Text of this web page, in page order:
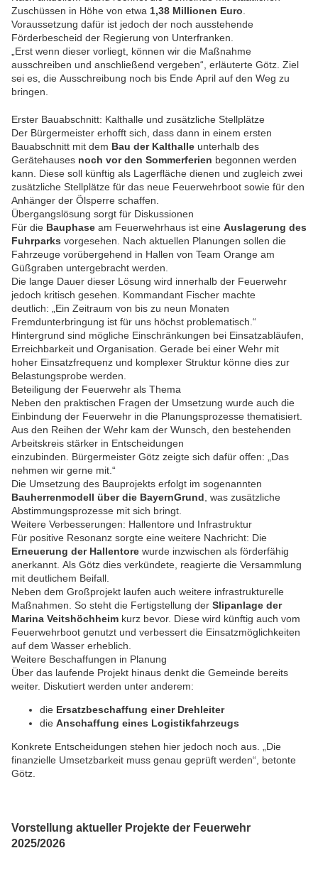
Zuschüssen in Höhe von etwa 1,38 Millionen Euro
Voraussetzung dafür ist jedoch der noch ausstehende
Förderbescheid der Regierung von Unterfranken.
„Erst wenn dieser vorliegt, können wir die Maßnahme
ausschreiben und anschließend vergeben“, erläuterte Götz. Ziel
sei es, die Ausschreibung noch bis Ende April auf den Weg zu
bringen.
Erster Bauabschnitt: Kalthalle und zusätzliche Stellplätze
Der Bürgermeister erhofft sich, dass dann in einem ersten
Bauabschnitt mit dem Bau der Kalthalle unterhalb des
Gerätehauses noch vor den Sommerferien begonnen werden
kann. Diese soll künftig als Lagerfläche dienen und zugleich zwei
zusätzliche Stellplätze für das neue Feuerwehrboot sowie für den
Anhänger der Ölsperre schaffen.
Übergangslösung sorgt für Diskussionen
Für die Bauphase am Feuerwehrhaus ist eine Auslagerung des
Fuhrparks vorgesehen. Nach aktuellen Planungen sollen die
Fahrzeuge vorübergehend in Hallen von Team Orange am
Güßgraben untergebracht werden.
Die lange Dauer dieser Lösung wird innerhalb der Feuerwehr
jedoch kritisch gesehen. Kommandant Fischer machte
deutlich: „Ein Zeitraum von bis zu neun Monaten
Fremdunterbringung ist für uns höchst problematisch.“
Hintergrund sind mögliche Einschränkungen bei Einsatzabläufen,
Erreichbarkeit und Organisation. Gerade bei einer Wehr mit
hoher Einsatzfrequenz und komplexer Struktur könne dies zur
Belastungsprobe werden.
Beteiligung der Feuerwehr als Thema
Neben den praktischen Fragen der Umsetzung wurde auch die
Einbindung der Feuerwehr in die Planungsprozesse thematisiert.
Aus den Reihen der Wehr kam der Wunsch, den bestehenden
Arbeitskreis stärker in Entscheidungen
einzubinden. Bürgermeister Götz zeigte sich dafür offen: „Das
nehmen wir gerne mit.“
Die Umsetzung des Bauprojekts erfolgt im sogenannten
Bauherrenmodell über die BayernGrund , was zusätzliche
Abstimmungsprozesse mit sich bringt.
Weitere Verbesserungen: Hallentore und Infrastruktur
Für positive Resonanz sorgte eine weitere Nachricht: Die
Erneuerung der Hallentore wurde inzwischen als förderfähig
anerkannt. Als Götz dies verkündete, reagierte die Versammlung
mit deutlichem Beifall.
Neben dem Großprojekt laufen auch weitere infrastrukturelle
Maßnahmen. So steht die Fertigstellung der Slipanlage der
Marina Veitshöchheim kurz bevor. Diese wird künftig auch vom
Feuerwehrboot genutzt und verbessert die Einsatzmöglichkeiten
auf dem Wasser erheblich.
Weitere Beschaffungen in Planung
Über das laufende Projekt hinaus denkt die Gemeinde bereits
weiter. Diskutiert werden unter anderem:
die Ersatzbeschaffung einer Drehleiter
die Anschaffung eines Logistikfahrzeugs
Konkrete Entscheidungen stehen hier jedoch noch aus. „Die
finanzielle Umsetzbarkeit muss genau geprüft werden“, betonte
Götz.
Vorstellung aktueller Projekte der Feuerwehr
2025/2026